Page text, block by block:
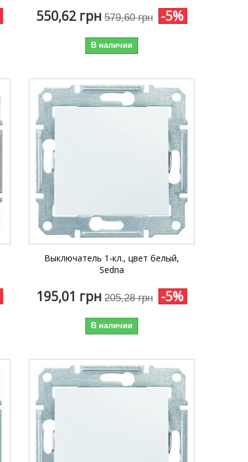
550,62 грн 579,60 грн -5%
В наличии
Выключатель 1-кл., цвет белый,
Sedna
195,01 грн 205,28 грн -5%
В наличии